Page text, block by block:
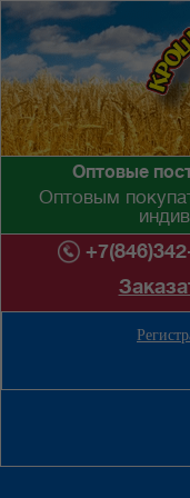
Оптовые
Оптовым